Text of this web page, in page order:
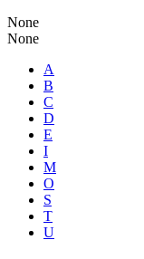
None
None
A
B
C
D
E
I
M
O
S
T
U